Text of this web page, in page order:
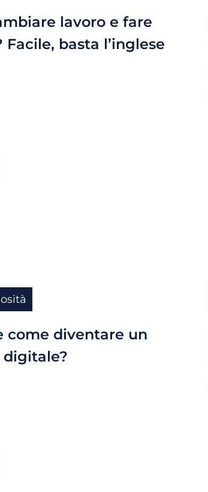
lavoro e fare
Facile, basta l’inglese
come diventare un
digitale?